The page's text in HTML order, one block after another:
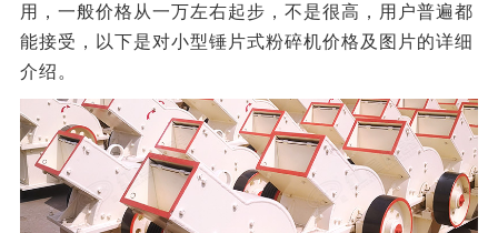
用，一般价格从一万左右起步，不是很高，用户普遍都
能接受，以下是对小型锤片式粉碎机价格及图片的详细
介绍。